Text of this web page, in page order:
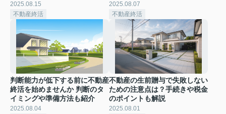
2025.08.15
不動産終活
2025.08.07
不動産終活
判断能力が低下する前に不動産
終活を始めませんか 判断のタ
イミングや準備方法も紹介
2025.08.04
不動産の生前贈与で失敗しない
ための注意点は？手続きや税金
のポイントも解説
2025.08.01